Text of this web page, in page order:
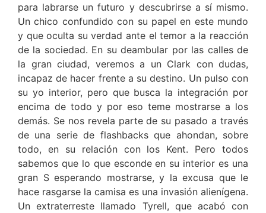
para labrarse un futuro y descubrirse a sí mismo.
Un chico confundido con su papel en este mundo
y que oculta su verdad ante el temor a la reacción
de la sociedad. En su deambular por las calles de
la gran ciudad, veremos a un Clark con dudas,
incapaz de hacer frente a su destino. Un pulso con
su yo interior, pero que busca la integración por
encima de todo y por eso teme mostrarse a los
demás. Se nos revela parte de su pasado a través
de una serie de flashbacks que ahondan, sobre
todo, en su relación con los Kent. Pero todos
sabemos que lo que esconde en su interior es una
gran S esperando mostrarse, y la excusa que le
hace rasgarse la camisa es una invasión alienígena.
Un extraterreste llamado Tyrell, que acabó con